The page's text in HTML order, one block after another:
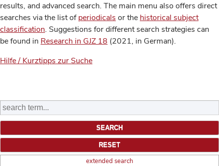
results, and advanced search. The main menu also offers direct
searches via the list ofperiodicals or the historical subject
classification. Suggestions for different search strategies can
be found in Research in GJZ 18 (2021, in German).
Hilfe / Kurztipps zur Suche
extended search